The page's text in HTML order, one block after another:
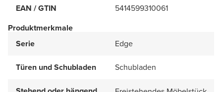
EAN / GTIN
5414599310061
Produktmerkmale
Serie
Edge
Türen und Schubladen Schubladen